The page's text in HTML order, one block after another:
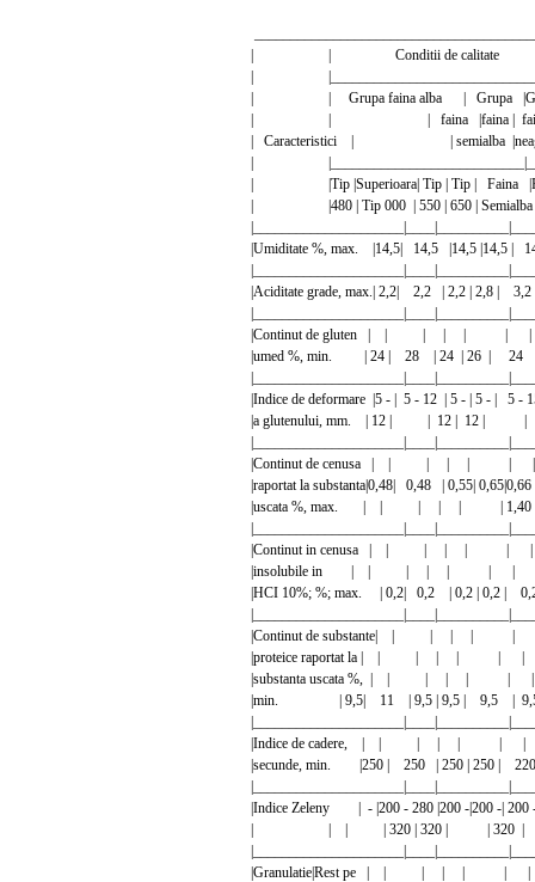
| | Conditii de
|
| | Grupa faina alba | Grupa
| | | faina |faina |
| Caracteristici | | semialba
|
| |Tip |Superioara| Tip | Tip | Faina
| |480 | Tip 000 | 550 | 650 | Semialba
|Umiditate %, max. |14,5| 14,5 |14,5 |14,5 |
|Aciditate grade, max.| 2,2| 2,2 | 2,2 | 2,8
|Continut de gluten | | | | |
|umed %, min. | 24 | 28 | 24 | 26 |
|Indice de deformare |5 - | 5 - 12 | 5 - | 5 - | 5 -
|a glutenului, mm. | 12 | | 12 |
|Continut de cenusa | | | | |
|raportat la substanta|0,48| 0,48 | 0,55|
|uscata %, max. | | | | | | 1,40
|Continut in cenusa | | | | |
|insolubile in | | | | | |
|HCI 10%; %; max. | 0,2| 0,2 | 0,2 | 0,2 |
|Continut de substante| | | |
|proteice raportat la | | | | |
|substanta uscata %, | | | | |
|min. | 9,5| 11 | 9,5 | 9,5 | 9,5 |
|Indice de cadere, | | | | |
|secunde, min. |250 | 250 | 250 | 250 |
|Indice Zeleny | - |200 - 280 |200 -|200 -|
| | | | 320 | 320 | | 320
|Granulatie|Rest pe | | | | |